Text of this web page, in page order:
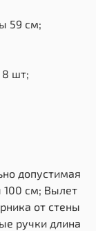
59 см;
8 шт;
допустимая
100 см; Вылет
от стены
ручки длина